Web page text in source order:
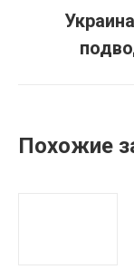
Похожие